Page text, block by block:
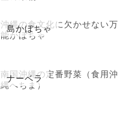
島かぼちゃ
沖縄の食文化に欠かせない万
能かぼちゃ
ナーベラ
南国沖縄の定番野菜（食用沖
縄へちま）